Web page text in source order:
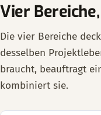
Vier
Die vier Bereiche
desselben
braucht, beauftragt
kombiniert sie.